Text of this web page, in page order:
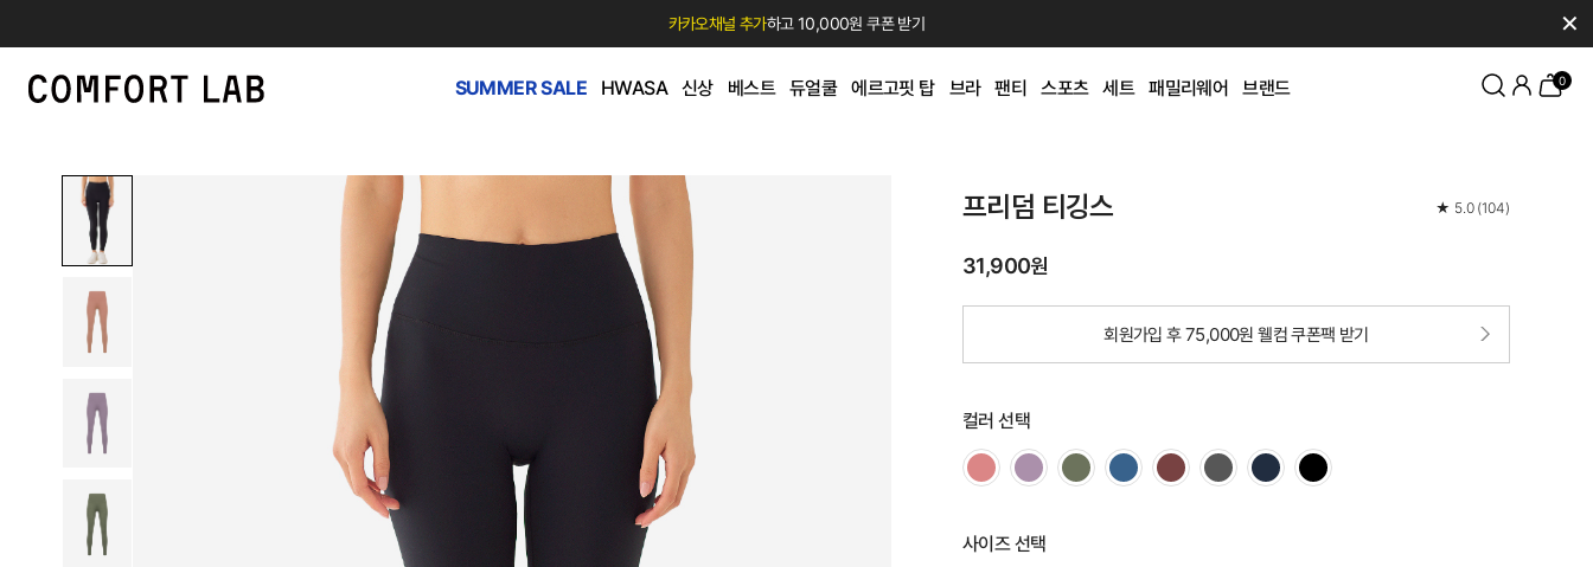
카카오채널 추가하고 10,000원 쿠폰 받기 ✕
SUMMER SALE HWASA 신상 베스트 듀얼쿨 에르고핏 탑 브라 팬티 스포츠 세트 패밀리웨어 브랜드 0
프리덤 티깅스 ★ 5.0 (104)
31,900원
회원가입 후 75,000원 웰컴 쿠폰팩 받기
컬러 선택
사이즈 선택